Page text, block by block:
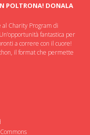
POLTRONA! DONALA
al Charity Program di
fantastica per
a correre con il cuore!
il format che permette